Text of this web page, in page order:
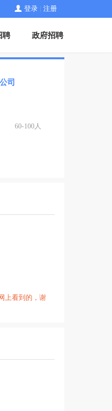
登录 注册
聘 政府招聘
司
60-100人
上看到的，谢